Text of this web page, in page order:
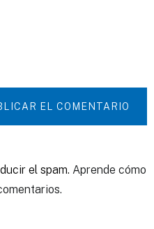
EL COMENTARIO
el spam. Aprende cómo